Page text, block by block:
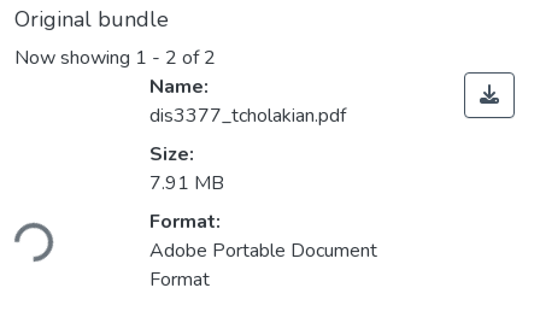
Original bundle
Now showing 1 - 2 of 2
Name:
dis3377_tcholakian.pdf
Size:
7.91 MB
Format:
Adobe Portable Document
Format